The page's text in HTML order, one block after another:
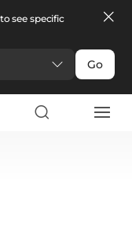
see specific
Go